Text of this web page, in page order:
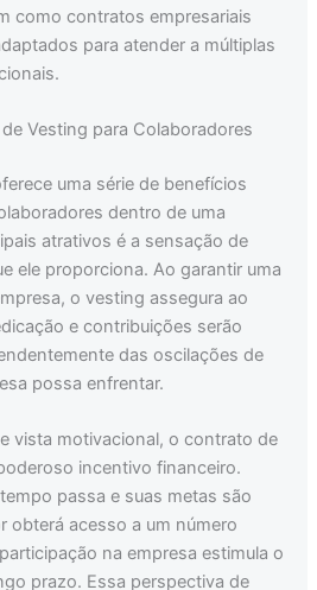
como contratos empresariais
para atender a múltiplas
Vesting para Colaboradores
uma série de benefícios
dentro de uma
atrativos é a sensação de
ele proporciona. Ao garantir uma
o vesting assegura ao
e contribuições serão
das oscilações de
possa enfrentar.
vista motivacional, o contrato de
incentivo financeiro.
passa e suas metas são
obterá acesso a um número
na empresa estimula o
prazo. Essa perspectiva de